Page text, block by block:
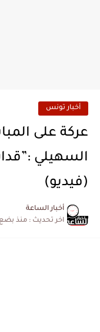
أخبار تونس
عركة على
السهيلي
(فيديو)
أخبار الساعة
اخر تحديث : منذ بضع